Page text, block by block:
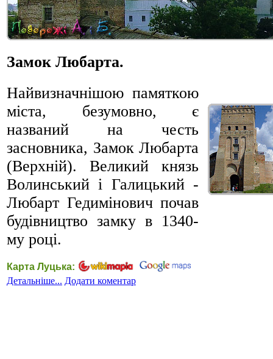
Замок Любарта.
Найвизначнішою памяткою
міста, безумовно, є
названий на честь
засновника, Замок Любарта
(Верхній). Великий князь
Волинський і Галицький -
Любарт Гедимінович почав
будівництво замку в 1340-
му році.
Карта Луцька:
Детальніше... Додати коментар